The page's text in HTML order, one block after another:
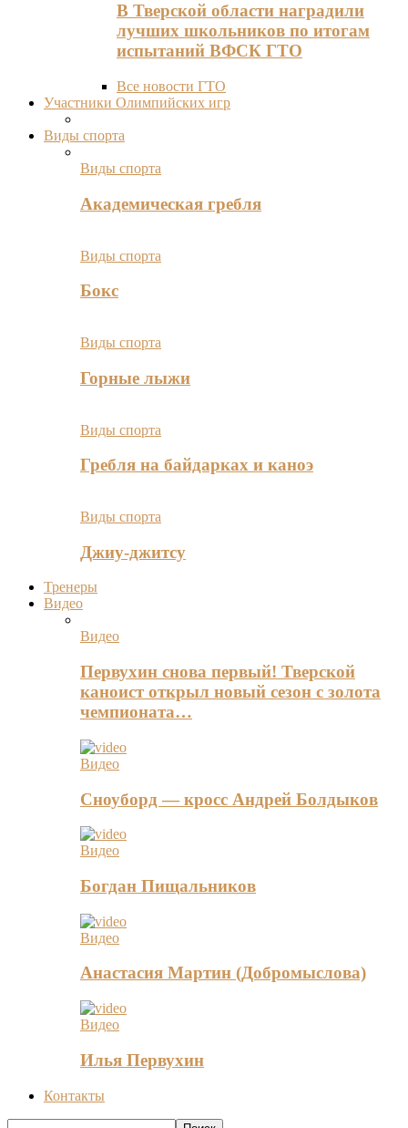
В Тверской области наградили
лучших школьников по итогам
испытаний ВФСК ГТО
Все новости ГТО
Участники Олимпийских игр
Виды спорта
Виды спорта
Академическая гребля
Виды спорта
Бокс
Виды спорта
Горные лыжи
Виды спорта
Гребля на байдарках и каноэ
Виды спорта
Джиу-джитсу
Тренеры
Видео
Видео
Первухин снова первый! Тверской
каноист открыл новый сезон с золота
чемпионата…
Видео
Сноуборд — кросс Андрей Болдыков
Видео
Богдан Пищальников
Видео
Анастасия Мартин (Добромыслова)
Видео
Илья Первухин
Контакты